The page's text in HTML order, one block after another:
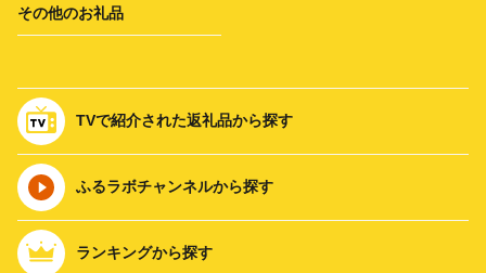
その他のお礼品
TVで紹介された返礼品から探す
ふるラボチャンネルから探す
ランキングから探す